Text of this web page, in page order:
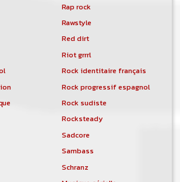
Rap rock
Rawstyle
Red dirt
Riot grrrl
Rock identitaire français
Rock progressif espagnol
Rock sudiste
Rocksteady
Sadcore
Sambass
Schranz